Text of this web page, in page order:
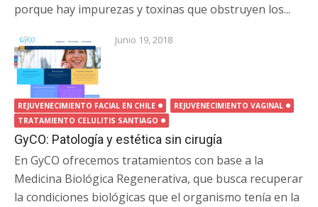
porque hay impurezas y toxinas que obstruyen los...
Junio 19, 2018
REJUVENECIMIENTO FACIAL EN CHILE
REJUVENECIMIENTO VAGINAL
TRATAMIENTO CELULITIS SANTIAGO
GyCO: Patología y estética sin cirugía
En GyCO ofrecemos tratamientos con base a la
Medicina Biológica Regenerativa, que busca recuperar
la condiciones biológicas que el organismo tenía en la